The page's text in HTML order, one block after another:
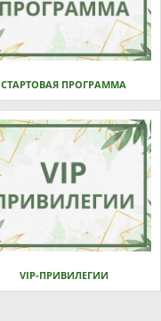
СТАРТОВАЯ ПРОГРАММА
VIP-ПРИВИЛЕГИИ